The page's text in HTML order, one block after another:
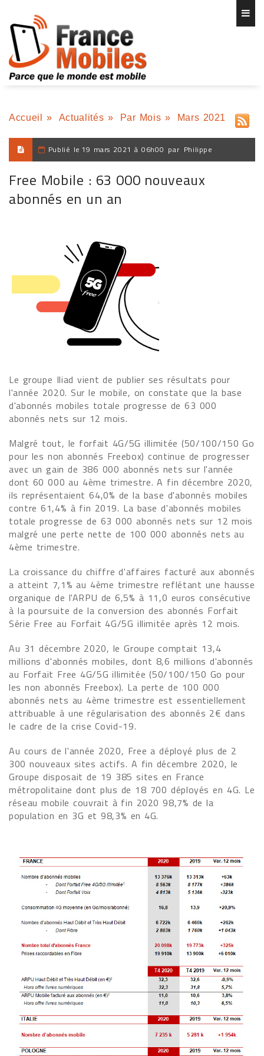
Accueil » Actualités » Par Mois » Mars 2021
Publié le 19 mars 2021 à 06h00 par Philippe
Free Mobile : 63 000 nouveaux
abonnés en un an
Le groupe Iliad vient de publier ses résultats pour
l'année 2020. Sur le mobile, on constate que la base
d'abonnés mobiles totale progresse de 63 000
abonnés nets sur 12 mois.
Malgré tout, le forfait 4G/5G illimitée (50/100/150 Go
pour les non abonnés Freebox) continue de progresser
avec un gain de 386 000 abonnés nets sur l'année
dont 60 000 au 4ème trimestre. A fin décembre 2020,
ils représentaient 64,0% de la base d'abonnés mobiles
contre 61,4% à fin 2019. La base d'abonnés mobiles
totale progresse de 63 000 abonnés nets sur 12 mois
malgré une perte nette de 100 000 abonnés nets au
4ème trimestre.
La croissance du chiffre d'affaires facturé aux abonnés
a atteint 7,1% au 4ème trimestre reflétant une hausse
organique de l'ARPU de 6,5% à 11,0 euros consécutive
à la poursuite de la conversion des abonnés Forfait
Série Free au Forfait 4G/5G illimitée après 12 mois.
Au 31 décembre 2020, le Groupe comptait 13,4
millions d'abonnés mobiles, dont 8,6 millions d'abonnés
au Forfait Free 4G/5G illimitée (50/100/150 Go pour
les non abonnés Freebox). La perte de 100 000
abonnés nets au 4ème trimestre est essentiellement
attribuable à une régularisation des abonnés 2€ dans
le cadre de la crise Covid-19.
Au cours de l'année 2020, Free a déployé plus de 2
300 nouveaux sites actifs. A fin décembre 2020, le
Groupe disposait de 19 385 sites en France
métropolitaine dont plus de 18 700 déployés en 4G. Le
réseau mobile couvrait à fin 2020 98,7% de la
population en 3G et 98,3% en 4G.